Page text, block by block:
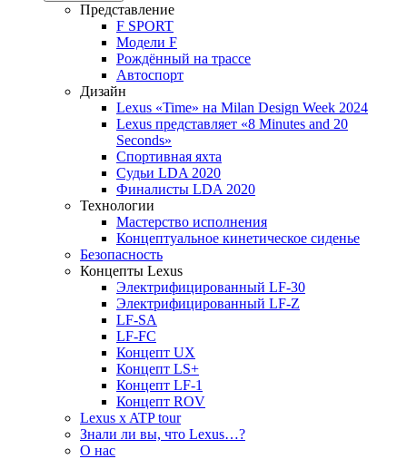
Представление
F SPORT
Модели F
Рождённый на трассе
Автоспорт
Дизайн
Lexus «Time» на Milan Design Week 2024
Lexus представляет «8 Minutes and 20
Seconds»
Спортивная яхта
Судьи LDA 2020
Финалисты LDA 2020
Технологии
Мастерство исполнения
Концептуальное кинетическое сиденье
Безопасность
Концепты Lexus
Электрифицированный LF-30
Электрифицированный LF-Z
LF-SA
LF-FC
Концепт UX
Концепт LS+
Концепт LF-1
Концепт ROV
Lexus x ATP tour
Знали ли вы, что Lexus…?
О нас